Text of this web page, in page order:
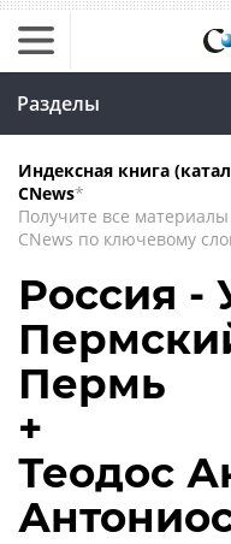
Разделы
Индексная книга
CNews*
Получите все материалы
CNews по ключевому
Россия -
Пермь
+
Теодос